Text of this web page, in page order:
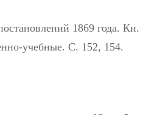
1869 года. Кн.
учебные. С. 152, 154.